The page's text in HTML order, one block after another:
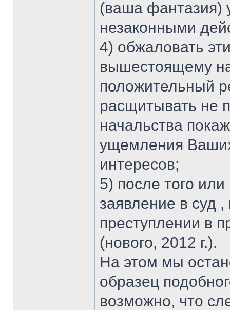
(ваша фантазия)
незаконными
4) обжаловать
вышестоящему
положительный
расщитывать не
начальства
ущемления
интересов;
5) после того
заявление в суд
преступлении в
(нового, 2012 г.).
На этом мы
образец
возможно, что